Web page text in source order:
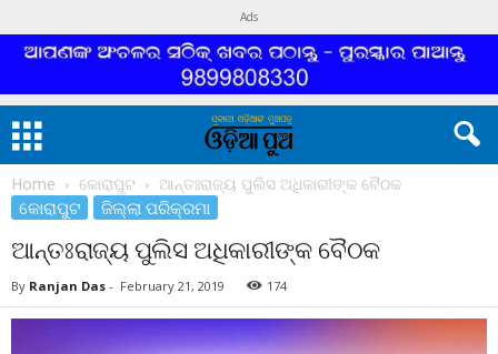
Ads
Home କୋରାପୁଟ ଆନ୍ତଃରାଜ୍ୟ ପୁଲିସ ଅଧିକାରୀଙ୍କ ବୈଠକ
କୋରାପୁଟ ଜିଲ୍ଲା ପରିକ୍ରମା
ଆନ୍ତଃରାଜ୍ୟ ପୁଲିସ ଅଧିକାରୀଙ୍କ ବୈଠକ
By Ranjan Das - February 21, 2019 174